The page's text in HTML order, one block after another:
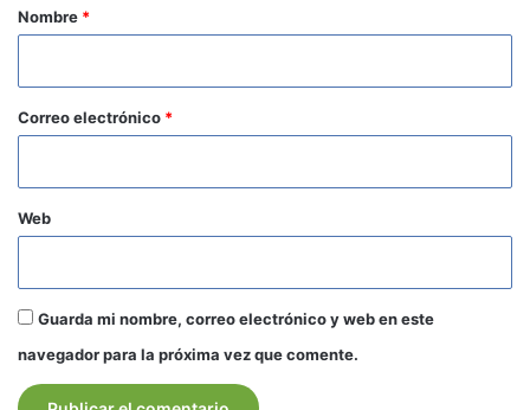
r
*
Nombre *
Correo electrónico *
Web
Guarda mi nombre, correo electrónico y web en este
navegador para la próxima vez que comente.